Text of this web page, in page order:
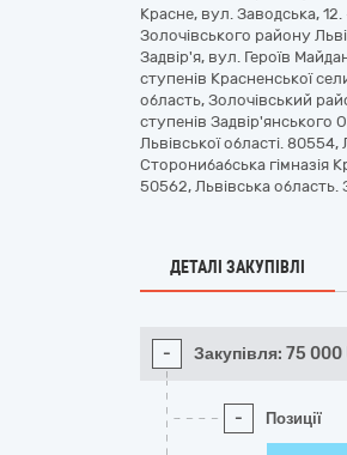
Красне, вул. Заводська,
Золочівського району
Задвір'я, вул. Героїв
ступенів Красненської
область, Золочівський
ступенів Задвір'янського
Львівської області.
Сторонибабська гімназія
50562, Львівська
ДЕТАЛІ ЗАКУПІВЛІ
- Закупівля: 75 000
- Позиції